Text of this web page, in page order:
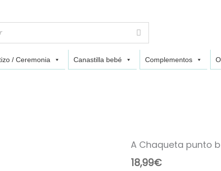
/ Ceremonia Canastilla bebé Complementos
A Chaqueta punto
18,99€
A
punto